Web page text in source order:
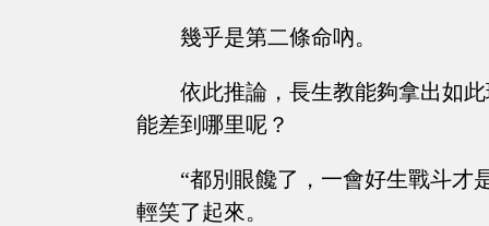
幾乎是第二條命吶。
依此推論，長生教能夠拿出如
能差到哪里呢？
“都別眼饞了，一會好生戰斗才
輕笑了起來。